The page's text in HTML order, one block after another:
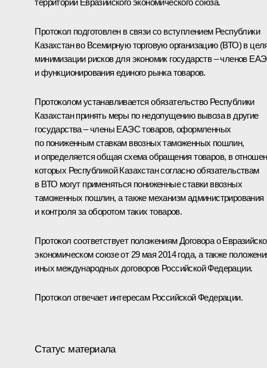
Протокол подготовлен в связи со вступлением Республики
Казахстан во Всемирную торговую организацию (ВТО) в
минимизации рисков для экономик государств – членов
и функционирования единого рынка товаров.
Протоколом устанавливается обязательство Республики
Казахстан принять меры по недопущению вывоза в другие
государства – члены ЕАЭС товаров, оформленных
по пониженным ставкам ввозных таможенных пошлин,
и определяется общая схема обращения товаров, в
которых Республикой Казахстан согласно обязательствам
в ВТО могут применяться пониженные ставки ввозных
таможенных пошлин, а также механизм администрирования
и контроля за оборотом таких товаров.
Протокол соответствует положениям Договора о
экономическом союзе от 29 мая 2014 года, а также
иных международных договоров Российской Федерации.
Протокол отвечает интересам Российской Федерации.
Статус материала